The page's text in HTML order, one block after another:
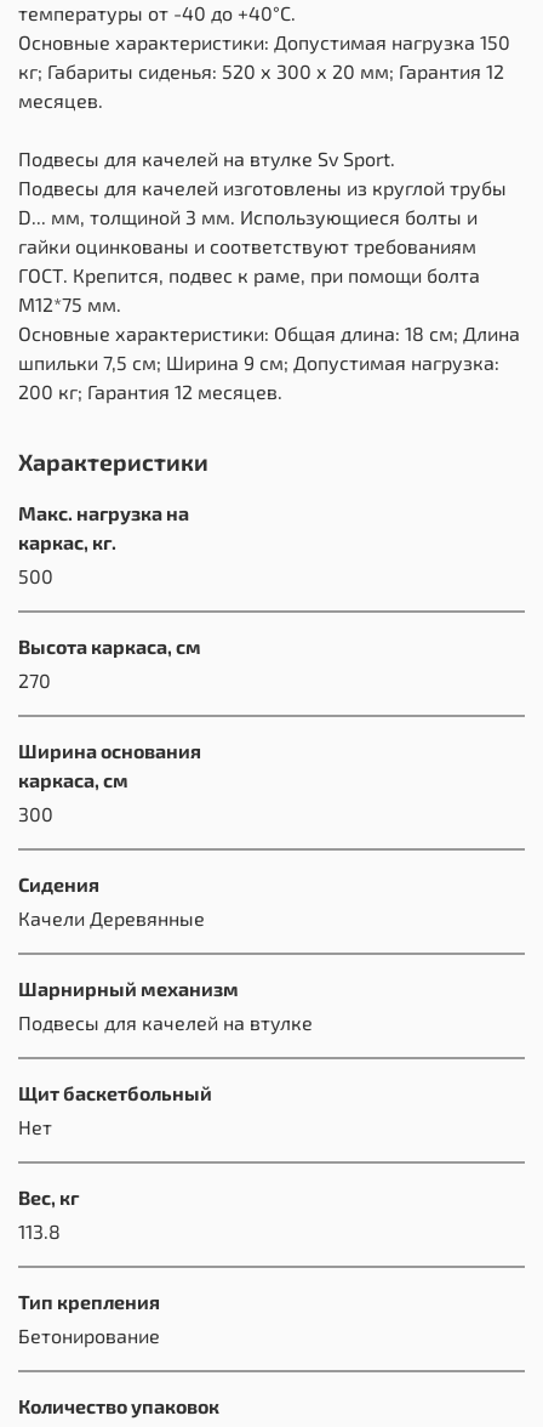
температуры от -40 до +40°С.
Основные характеристики: Допустимая нагрузка 150
кг; Габариты сиденья: 520 х 300 х 20 мм; Гарантия 12
месяцев.
Подвесы для качелей на втулке Sv Sport.
Подвесы для качелей изготовлены из круглой трубы
D... мм, толщиной 3 мм. Использующиеся болты и
гайки оцинкованы и соответствуют требованиям
ГОСТ. Крепится, подвес к раме, при помощи болта
М12*75 мм.
Основные характеристики: Общая длина: 18 см; Длина
шпильки 7,5 см; Ширина 9 см; Допустимая нагрузка:
200 кг; Гарантия 12 месяцев.
Характеристики
Макс. нагрузка на
каркас, кг.
500
Высота каркаса, см
270
Ширина основания
каркаса, см
300
Сидения
Качели Деревянные
Шарнирный механизм
Подвесы для качелей на втулке
Щит баскетбольный
Нет
Вес, кг
113.8
Тип крепления
Бетонирование
Количество упаковок